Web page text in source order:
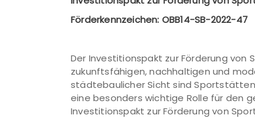
Förderkennzeichen: OBB14-SB-2022-47
Der Investitionspakt zur Förderung
zukunftsfähigen, nachhaltigen und
städtebaulicher Sicht sind
eine besonders wichtige Rolle für den
Investitionspakt zur Förderung von